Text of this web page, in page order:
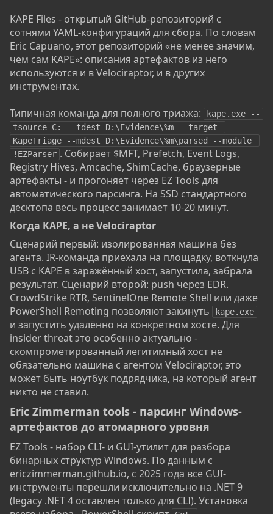
KAPE Files - открытый GitHub-репозиторий с
сотнями YAML-конфигураций для сбора. По словам
Eric Capuano, этот репозиторий «не менее значим,
чем сам KAPE»: описания артефактов из него
используются и в Velociraptor, и в других
инструментах.
Типичная команда для полного триажа:
kape.exe --
tsource C: --tdest D:\Evidence\%m --target
KapeTriage --mdest D:\Evidence\%m\parsed --module
!EZParser . Собирает $MFT, Prefetch, Event Logs,
Registry Hives, Amcache, ShimCache, браузерные
артефакты - и прогоняет через EZ Tools для
автоматического парсинга. На SSD стандартного
десктопа весь процесс занимает 10-20 минут.
Когда KAPE, а не Velociraptor​
Сценарий первый: изолированная машина без
агента. IR-команда приехала на площадку, воткнула
USB с KAPE в заражённый хост, запустила, забрала
результат. Сценарий второй: push через EDR.
CrowdStrike RTR, SentinelOne Remote Shell или даже
PowerShell Remoting позволяют закинуть
kape.exe
и запустить удалённо на конкретном хосте. Для
insider threat это особенно актуально -
скомпрометированный легитимный хост не
обязательно машина с агентом Velociraptor, это
может быть ноутбук подрядчика, на который агент
никто не ставил.
Eric Zimmerman tools - парсинг Windows-
артефактов до атомарного уровня​
EZ Tools - набор CLI- и GUI-утилит для разбора
бинарных структур Windows. По данным с
ericzimmerman.github.io, с 2025 года все GUI-
инструменты перешли исключительно на .NET 9
(legacy .NET 4 оставлен только для CLI). Установка